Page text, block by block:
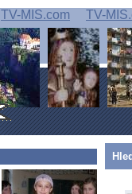
TV-MIS.com TV-